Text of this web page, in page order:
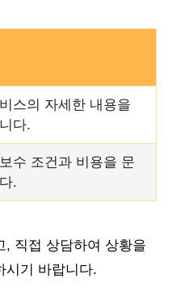
스의 자세한 내용을
다.
수 조건과 비용을 문
.
, 직접 상담하여 상황을
시기 바랍니다.